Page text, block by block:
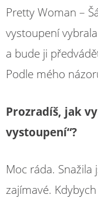
Pretty Woman –
vystoupení
a bude ji
Podle mého
Prozradíš, jak
vystoupení“?
Moc ráda.
zajímavé.